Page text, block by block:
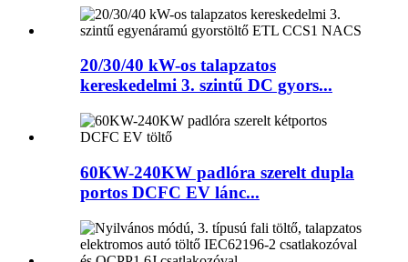
20/30/40 kW-os talapzatos
kereskedelmi 3. szintű DC gyors...
60KW-240KW padlóra szerelt dupla
portos DCFC EV lánc...